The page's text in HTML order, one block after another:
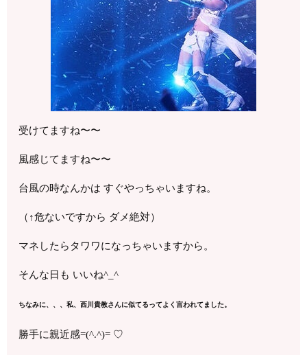
受けてますね〜〜
風感じてますね〜〜
台風の時なんかは すぐやっちゃいますね。
（↑危ないですから ダメ絶対）
マネしたらタワワになっちゃいますから。
そんな日も いいね^_^
ちなみに、、、私、西川貴教さんに似てるってよく言われてました。
勝手に親近感=(^.^)= ♡